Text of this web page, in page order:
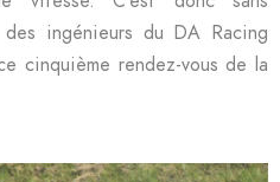
ingénieurs du DA Racing
cinquième rendez-vous de la